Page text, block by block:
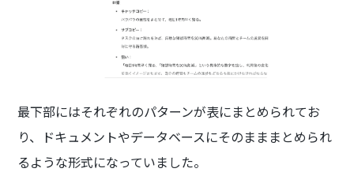
最下部にはそれぞれのパターンが表にまとめられてお
り、ドキュメントやデータベースにそのまままとめられ
るような形式になっていました。